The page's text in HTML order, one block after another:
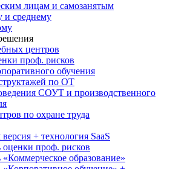
лицам и самозанятым
и среднему
центров
проф. рисков
обучения
по ОТ
СОУТ и производственного
по охране труда
версия + технология SaaS
проф. рисков
образование»